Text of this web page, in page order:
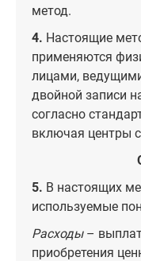
метод.
4. Настоящие
применяются
лицами,
двойной записи
согласно
включая центры
5. В настоящих
используемые
Расходы–
приобретения